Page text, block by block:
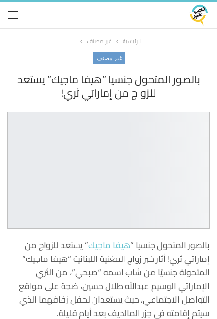
الرئيسية غير مصنف
غير مصنف
بالصور المتحول جنسيا ”هيفا ماجيك” يستعد
للزواج من إماراتي ثري!
بالصور المتحول جنسيا ”هيفا ماجيك” يستعد للزواج من
إماراتي ثري! أثار خبر زواج المغنية اللبنانية “هيفا ماجيك”
المتحولة جنسيًا من شاب اسمه “صبحي”، من الثري
الإماراتي الوسيم عبدالله طلال حسين، ضجة على مواقع
التواصل الاجتماعي، حيث يستعدان لحفل زفافهما الذي
سيتم إقامته في جزر المالديف بعد أيام قليلة.